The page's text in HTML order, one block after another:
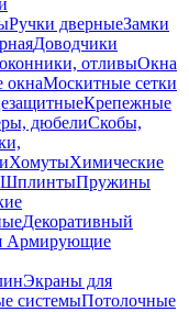
Ручки дверныеЗамки
Доводчики
отливыОкна
окнаМоскитные сетки
Крепежные
дюбелиСкобы,
ХомутыХимические
ШплинтыПружины
Декоративный
Армирующие
Экраны для
системыПотолочные